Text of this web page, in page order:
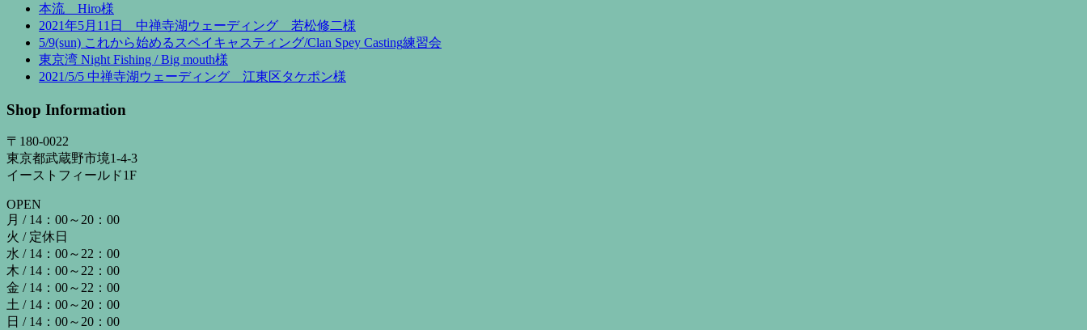
本流 Hiro様
2021年5月11日 中禅寺湖ウェーディング 若松修二様
5/9(sun) これから始めるスペイキャスティング/Clan Spey Casting練習会
東京湾 Night Fishing / Big mouth様
2021/5/5 中禅寺湖ウェーディング 江東区タケポン様
Shop Information
〒180-0022
東京都武蔵野市境1-4-3
イーストフィールド1F
OPEN
月 / 14：00～20：00
火 / 定休日
水 / 14：00～22：00
木 / 14：00～22：00
金 / 14：00～22：00
土 / 14：00～20：00
日 / 14：00～20：00